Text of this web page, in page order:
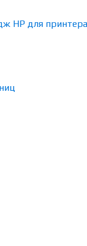
HP для